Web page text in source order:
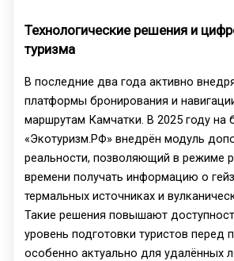
Технологические решения и
туризма
В последние два года активно
платформы бронирования и
маршрутам Камчатки. В 2025 году на
«Экотуризм.РФ» внедрён модуль
реальности, позволяющий в режиме
времени получать информацию о
термальных источниках и
Такие решения повышают
уровень подготовки туристов перед
особенно актуально для удалённых